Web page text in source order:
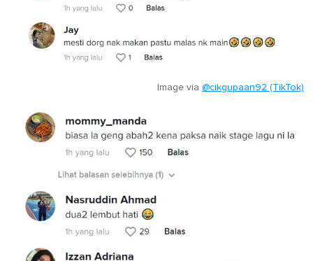
Image via @cikgupaan92 (TikTok)